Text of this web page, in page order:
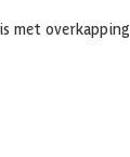
met overkapping